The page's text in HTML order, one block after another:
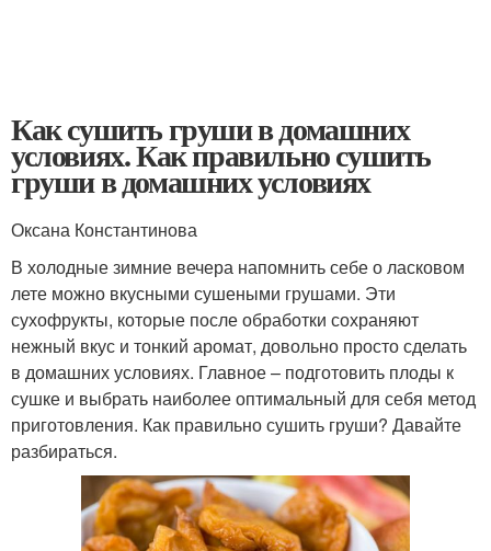
Как сушить груши в домашних
условиях. Как правильно сушить
груши в домашних условиях
Оксана Константинова
В холодные зимние вечера напомнить себе о ласковом
лете можно вкусными сушеными грушами. Эти
сухофрукты, которые после обработки сохраняют
нежный вкус и тонкий аромат, довольно просто сделать
в домашних условиях. Главное – подготовить плоды к
сушке и выбрать наиболее оптимальный для себя метод
приготовления. Как правильно сушить груши? Давайте
разбираться.